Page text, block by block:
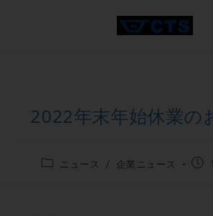
2022年末年始休業の
ニュース / 企業ニュース